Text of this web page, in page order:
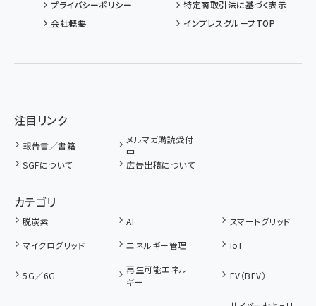
プライバシーポリシー
特定商取引法に基づく表示
会社概要
インプレスグループTOP
注目リンク
報告書／書籍
メルマガ購読受付
中
SGFについて
広告出稿について
カテゴリ
脱炭素 AI
スマートグリッド
マイクログリッド
エネルギー管理 IoT
5G／6G
再生可能エネル
ギー
EV（BEV）